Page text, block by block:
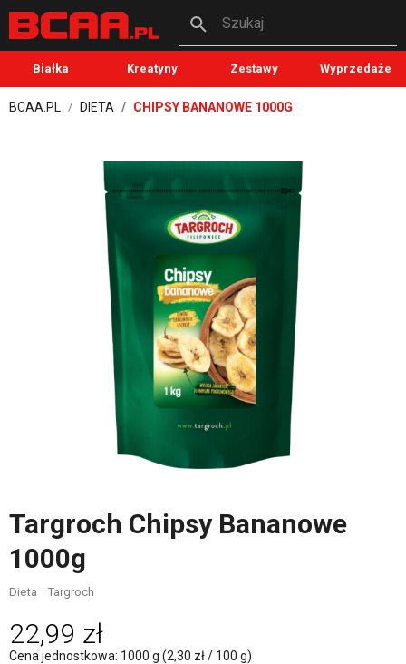
Szukaj
Białka Kreatyny Zestawy Wyprzedaże
BCAA.PL DIETA CHIPSY BANANOWE 1000G
Targroch Chipsy Bananowe
1000g
Dieta Targroch
22,99 zł
Cena jednostkowa: 1000 g (2,30 zł / 100 g)